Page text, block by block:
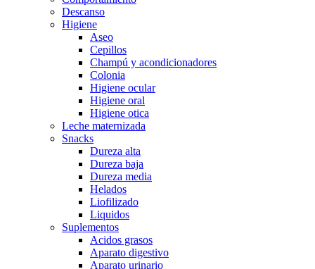
Descanso
Higiene
Aseo
Cepillos
Champú y acondicionadores
Colonia
Higiene ocular
Higiene oral
Higiene otica
Leche maternizada
Snacks
Dureza alta
Dureza baja
Dureza media
Helados
Liofilizado
Liquidos
Suplementos
Acidos grasos
Aparato digestivo
Aparato urinario